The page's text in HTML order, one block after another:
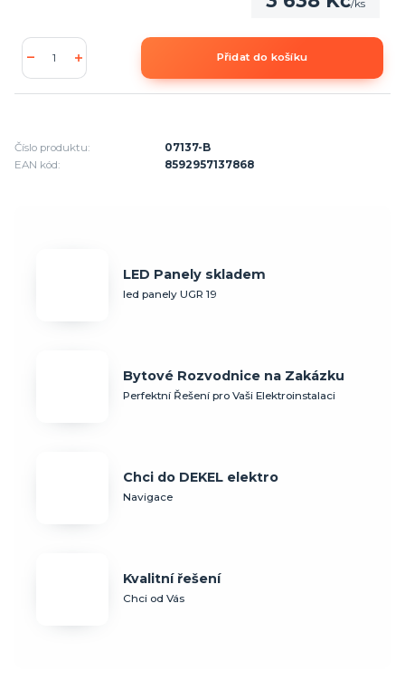
/ks
Přidat do košíku
Číslo produktu:
07137-B
EAN kód:
8592957137868
LED Panely skladem
led panely UGR 19
Bytové Rozvodnice na Zakázku
Perfektní Řešení pro Vaši Elektroinstalaci
Chci do DEKEL elektro
Navigace
Kvalitní řešení
Chci od Vás